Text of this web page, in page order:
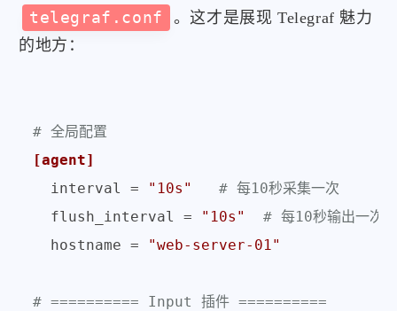
telegraf.conf
。这才是展现 Telegraf 魅力
的地方：
# 全局配置
[agent]
interval
= "10s"
# 每10秒采集一次
flush_interval
= "10s"
# 每10秒输出一次
hostname = "web-server-01"
# ========== Input 插件 ==========